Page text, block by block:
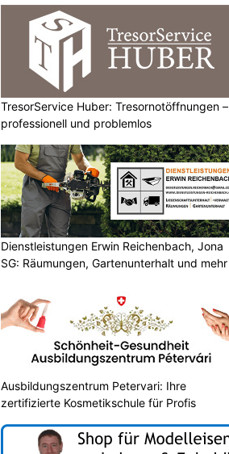
TresorService Huber: Tresornotöffnungen –
professionell und problemlos
Dienstleistungen Erwin Reichenbach, Jona
SG: Räumungen, Gartenunterhalt und mehr
Ausbildungszentrum Petervari: Ihre
zertifizierte Kosmetikschule für Profis